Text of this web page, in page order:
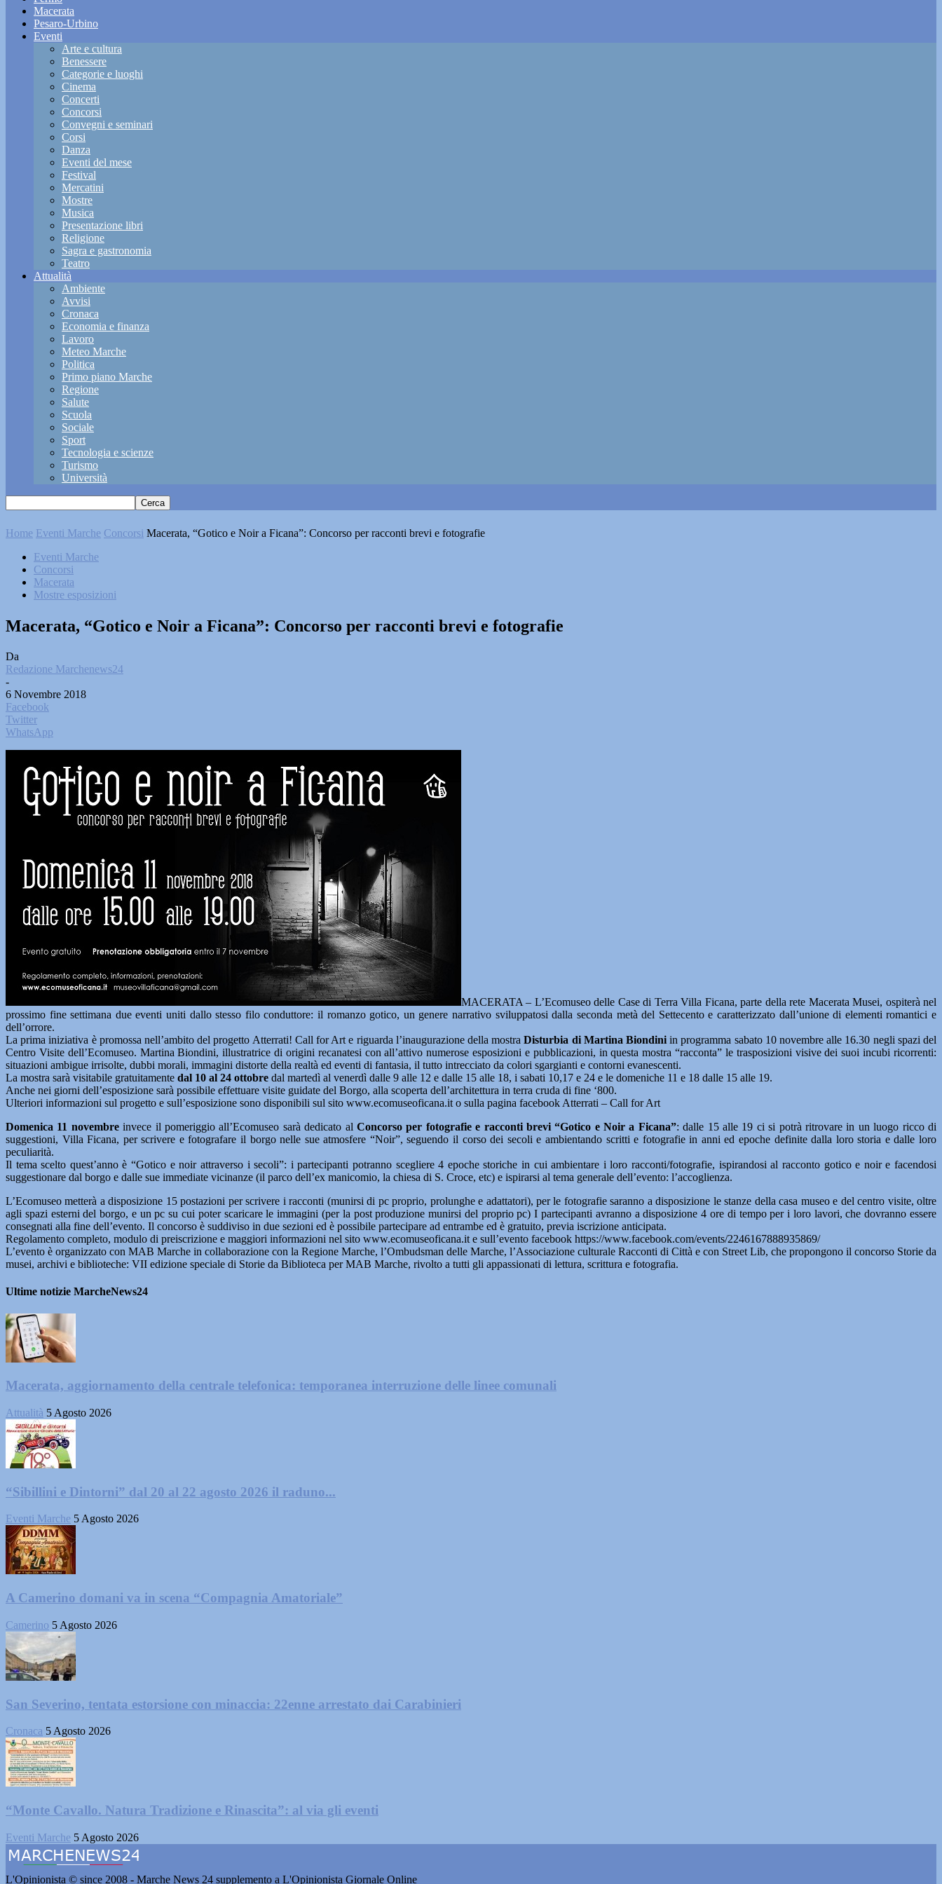
Macerata
Pesaro-Urbino
Eventi
Arte e cultura
Benessere
Categorie e luoghi
Cinema
Concerti
Concorsi
Convegni e seminari
Corsi
Danza
Eventi del mese
Festival
Mercatini
Mostre
Musica
Presentazione libri
Religione
Sagra e gastronomia
Teatro
Attualità
Ambiente
Avvisi
Cronaca
Economia e finanza
Lavoro
Meteo Marche
Politica
Primo piano Marche
Regione
Salute
Scuola
Sociale
Sport
Tecnologia e scienze
Turismo
Università
Home Eventi Marche Concorsi Macerata, “Gotico e Noir a Ficana”: Concorso per racconti brevi e fotografie
Eventi Marche
Concorsi
Macerata
Mostre esposizioni
Macerata, “Gotico e Noir a Ficana”: Concorso per racconti brevi e fotografie
Da
Redazione Marchenews24
-
6 Novembre 2018
Facebook
Twitter
WhatsApp
MACERATA – L’Ecomuseo delle Case di Terra Villa Ficana, parte della rete Macerata Musei, ospiterà nel
prossimo fine settimana due eventi uniti dallo stesso filo conduttore: il romanzo gotico, un genere narrativo sviluppatosi dalla seconda metà del Settecento e caratterizzato dall’unione di elementi romantici e
dell’orrore.
La prima iniziativa è promossa nell’ambito del progetto Atterrati! Call for Art e riguarda l’inaugurazione della mostraDisturbia di Martina Biondini in programma sabato 10 novembre alle 16.30 negli spazi del
Centro Visite dell’Ecomuseo. Martina Biondini, illustratrice di origini recanatesi con all’attivo numerose esposizioni e pubblicazioni, in questa mostra “racconta” le trasposizioni visive dei suoi incubi ricorrenti:
situazioni ambigue irrisolte, dubbi morali, immagini distorte della realtà ed eventi di fantasia, il tutto intrecciato da colori sgargianti e contorni evanescenti.
La mostra sarà visitabile gratuitamente dal 10 al 24 ottobre dal martedì al venerdì dalle 9 alle 12 e dalle 15 alle 18, i sabati 10,17 e 24 e le domeniche 11 e 18 dalle 15 alle 19.
Anche nei giorni dell’esposizione sarà possibile effettuare visite guidate del Borgo, alla scoperta dell’architettura in terra cruda di fine ‘800.
Ulteriori informazioni sul progetto e sull’esposizione sono disponibili sul sito www.ecomuseoficana.it o sulla pagina facebook Atterrati – Call for Art
Domenica 11 novembreinvece il pomeriggio all’Ecomuseo sarà dedicato al Concorso per fotografie e racconti brevi “Gotico e Noir a Ficana”: dalle 15 alle 19 ci si potrà ritrovare in un luogo ricco di
suggestioni, Villa Ficana, per scrivere e fotografare il borgo nelle sue atmosfere “Noir”, seguendo il corso dei secoli e ambientando scritti e fotografie in anni ed epoche definite dalla loro storia e dalle loro
peculiarità.
Il tema scelto quest’anno è “Gotico e noir attraverso i secoli”: i partecipanti potranno scegliere 4 epoche storiche in cui ambientare i loro racconti/fotografie, ispirandosi al racconto gotico e noir e facendosi
suggestionare dal borgo e dalle sue immediate vicinanze (il parco dell’ex manicomio, la chiesa di S. Croce, etc) e ispirarsi al tema generale dell’evento: l’accoglienza.
L’Ecomuseo metterà a disposizione 15 postazioni per scrivere i racconti (munirsi di pc proprio, prolunghe e adattatori), per le fotografie saranno a disposizione le stanze della casa museo e del centro visite, oltre
agli spazi esterni del borgo, e un pc su cui poter scaricare le immagini (per la post produzione munirsi del proprio pc) I partecipanti avranno a disposizione 4 ore di tempo per i loro lavori, che dovranno essere
consegnati alla fine dell’evento. Il concorso è suddiviso in due sezioni ed è possibile partecipare ad entrambe ed è gratuito, previa iscrizione anticipata.
Regolamento completo, modulo di preiscrizione e maggiori informazioni nel sito www.ecomuseoficana.it e sull’evento facebook https://www.facebook.com/events/2246167888935869/
L’evento è organizzato con MAB Marche in collaborazione con la Regione Marche, l’Ombudsman delle Marche, l’Associazione culturale Racconti di Città e con Street Lib, che propongono il concorso Storie da
musei, archivi e biblioteche: VII edizione speciale di Storie da Biblioteca per MAB Marche, rivolto a tutti gli appassionati di lettura, scrittura e fotografia.
Ultime notizie MarcheNews24
Macerata, aggiornamento della centrale telefonica: temporanea interruzione delle linee comunali
Attualità 5 Agosto 2026
“Sibillini e Dintorni” dal 20 al 22 agosto 2026 il raduno...
Eventi Marche 5 Agosto 2026
A Camerino domani va in scena “Compagnia Amatoriale”
Camerino 5 Agosto 2026
San Severino, tentata estorsione con minaccia: 22enne arrestato dai Carabinieri
Cronaca 5 Agosto 2026
“Monte Cavallo. Natura Tradizione e Rinascita”: al via gli eventi
Eventi Marche 5 Agosto 2026
L'Opinionista © since 2008 - Marche News 24 supplemento a L'Opinionista Giornale Online